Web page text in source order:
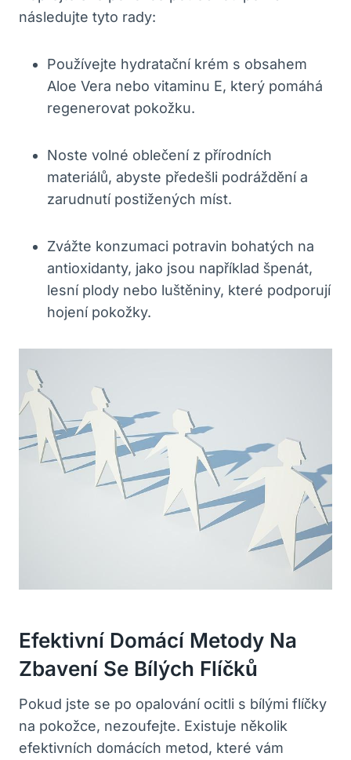
následujte tyto rady:
Používejte hydratační ​krém s obsahem
Aloe Vera nebo ‍vitaminu ⁤E, který pomáhá
regenerovat pokožku.
Noste volné oblečení z přírodních
materiálů, abyste předešli podráždění a
zarudnutí postižených míst.
Zvážte konzumaci‌ potravin bohatých na
antioxidanty, jako jsou například špenát,
lesní plody nebo luštěniny, které podporují‌
hojení pokožky.
Efektivní Domácí Metody Na
Zbavení Se Bílých Flíčků
Pokud jste se po opalování ocitli ⁣s bílými flíčky
na⁢ pokožce, nezoufejte. ⁤Existuje několik
efektivních‍ domácích metod, které vám